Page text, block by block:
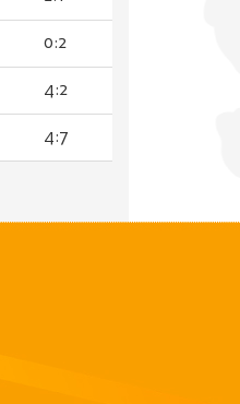
0:2
4:2
4:7